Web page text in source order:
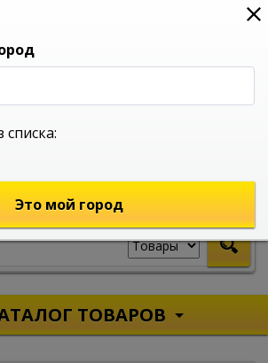
0
МАГАЗИН
ТОВАРОВ
Это мой город